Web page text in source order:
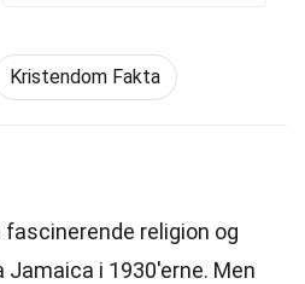
Kristendom Fakta
fascinerende religion og
i 1930'erne. Men